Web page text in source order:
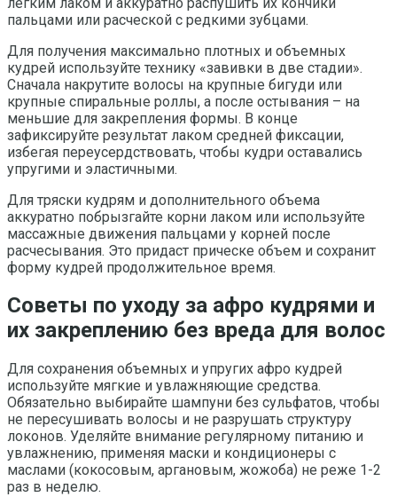
пальцами или расческой с редкими зубцами.
Для получения максимально плотных и объемных
кудрей используйте технику «завивки в две стадии».
Сначала накрутите волосы на крупные бигуди или
крупные спиральные роллы, а после остывания – на
меньшие для закрепления формы. В конце
зафиксируйте результат лаком средней фиксации,
избегая переусердствовать, чтобы кудри оставались
упругими и эластичными.
Для тряски кудрям и дополнительного объема
аккуратно побрызгайте корни лаком или используйте
массажные движения пальцами у корней после
расчесывания. Это придаст прическе объем и сохранит
форму кудрей продолжительное время.
Советы по уходу за афро кудрями и
их закреплению без вреда для волос
Для сохранения объемных и упругих афро кудрей
используйте мягкие и увлажняющие средства.
Обязательно выбирайте шампуни без сульфатов, чтобы
не пересушивать волосы и не разрушать структуру
локонов. Уделяйте внимание регулярному питанию и
увлажнению, применяя маски и кондиционеры с
маслами (кокосовым, аргановым, жожоба) не реже 1-2
раз в неделю.